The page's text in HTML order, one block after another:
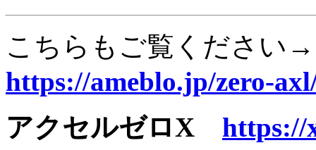
こちらもご覧ください →
https://ameblo.jp/zero-
アクセルゼロX https://